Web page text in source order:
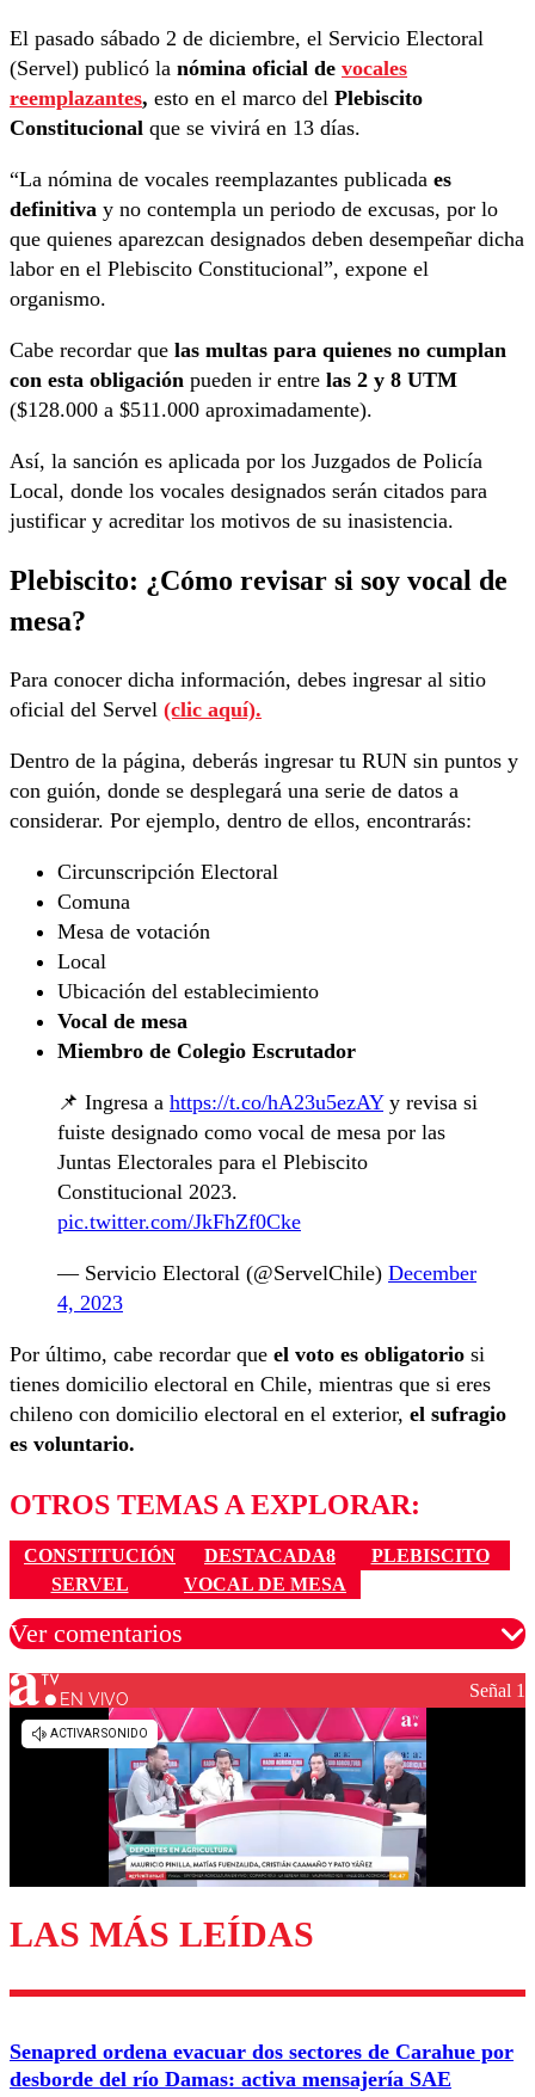
El pasado sábado 2 de diciembre, el Servicio Electoral
(Servel) publicó la nómina oficial de vocales
reemplazantes, esto en el marco del Plebiscito
Constitucional que se vivirá en 13 días.
“La nómina de vocales reemplazantes publicada es
definitiva y no contempla un periodo de excusas, por lo
que quienes aparezcan designados deben desempeñar dicha
labor en el Plebiscito Constitucional”, expone el
organismo.
Cabe recordar que las multas para quienes no cumplan
con esta obligación pueden ir entre las 2 y 8 UTM
($128.000 a $511.000 aproximadamente).
Así, la sanción es aplicada por los Juzgados de Policía
Local, donde los vocales designados serán citados para
justificar y acreditar los motivos de su inasistencia.
Plebiscito: ¿Cómo revisar si soy vocal de
mesa?
Para conocer dicha información, debes ingresar al sitio
oficial del Servel (clic aquí).
Dentro de la página, deberás ingresar tu RUN sin puntos y
con guión, donde se desplegará una serie de datos a
considerar. Por ejemplo, dentro de ellos, encontrarás:
Circunscripción Electoral
Comuna
Mesa de votación
Local
Ubicación del establecimiento
Vocal de mesa
Miembro de Colegio Escrutador
📌 Ingresa a https://t.co/hA23u5ezAYy revisa si
fuiste designado como vocal de mesa por las
Juntas Electorales para el Plebiscito
Constitucional 2023.
pic.twitter.com/JkFhZf0Cke
— Servicio Electoral (@ServelChile) December
4, 2023
Por último, cabe recordar que el voto es obligatorio si
tienes domicilio electoral en Chile, mientras que si eres
chileno con domicilio electoral en el exterior, el sufragio
es voluntario.
OTROS TEMAS A EXPLORAR:
CONSTITUCIÓN DESTACADA8
PLEBISCITO
SERVEL
VOCAL DE MESA
Ver comentarios
Los comentarios son moderados para garantizar un
diálogo respetuoso.
Enviar comentario
EN VIVO Señal 1
LAS MÁS LEÍDAS
Senapred ordena evacuar dos sectores de Carahue por
desborde del río Damas: activa mensajería SAE